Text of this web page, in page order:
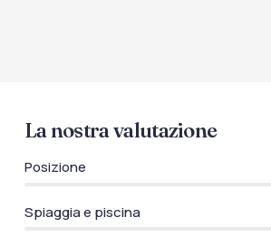
La nostra valutazione
Posizione
Spiaggia e piscina